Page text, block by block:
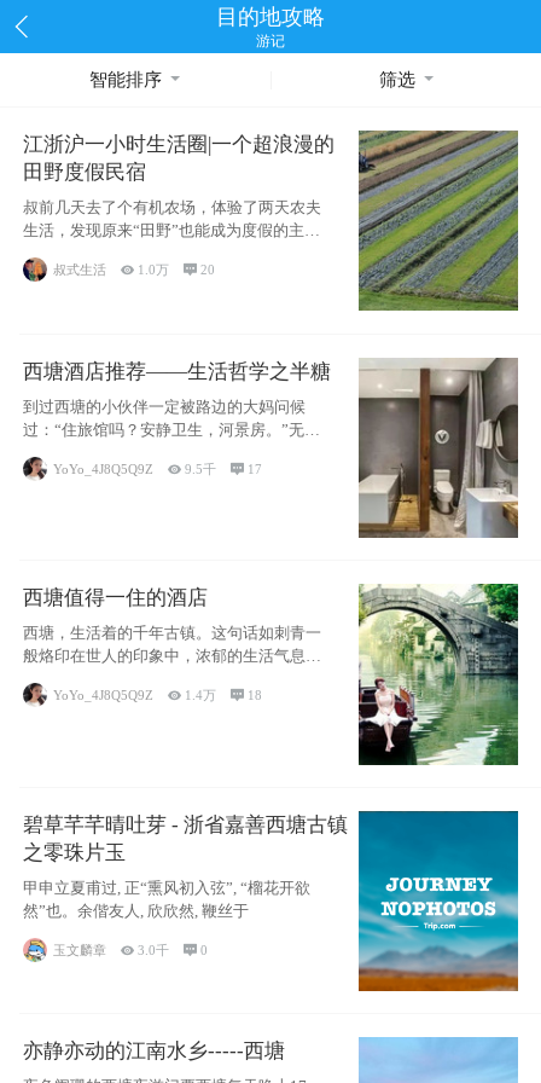
目的地攻略
游记
智能排序 筛选
江浙沪一小时生活圈|一个超浪漫的
田野度假民宿
叔前几天去了个有机农场，体验了两天农夫
生活，发现原来“田野”也能成为度假的主旋
律。江
叔式生活  1.0万 20
西塘酒店推荐——生活哲学之半糖
到过西塘的小伙伴一定被路边的大妈问候
过：“住旅馆吗？安静卫生，河景房。”无意
YoYo_4J8Q5Q9Z 9.5千  17
西塘值得一住的酒店
西塘，生活着的千年古镇。这句话如刺青一
般烙印在世人的印象中，浓郁的生活气息，
小桥流水
YoYo_4J8Q5Q9Z  1.4万  18
碧草芊芊晴吐芽 - 浙省嘉善西塘古镇
之零珠片玉
甲申立夏甫过, 正“熏风初入弦”, “榴花开欲
然”也。余偕友人, 欣欣然, 鞭丝于
玉文麟章  3.0千 0
亦静亦动的江南水乡-----西塘